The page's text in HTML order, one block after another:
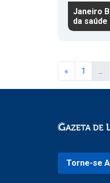
Janeiro
da
« 1
Torne-se